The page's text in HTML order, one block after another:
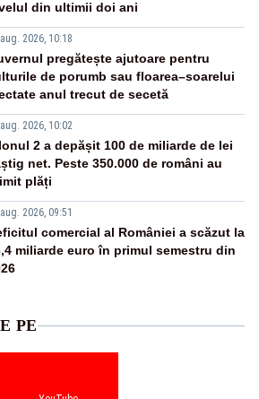
din ultimii doi ani
2026, 10:18
pregătește ajutoare pentru
de porumb sau floarea–soarelui
anul trecut de secetă
2026, 10:02
2 a depășit 100 de miliarde de lei
net. Peste 350.000 de români au
plăți
2026, 09:51
comercial al României a scăzut la
miliarde euro în primul semestru din
PE